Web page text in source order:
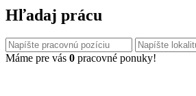
Hľadaj prácu
Máme pre vás 0 pracovné ponuky!